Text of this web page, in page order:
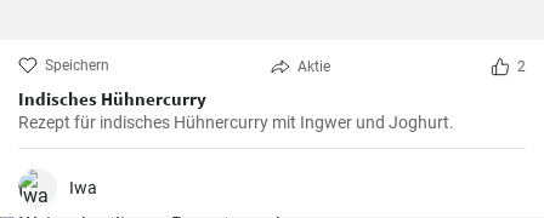
Speichern Aktie 2
Indisches Hühnercurry
Rezept für indisches Hühnercurry mit Ingwer und Joghurt.
Iwa